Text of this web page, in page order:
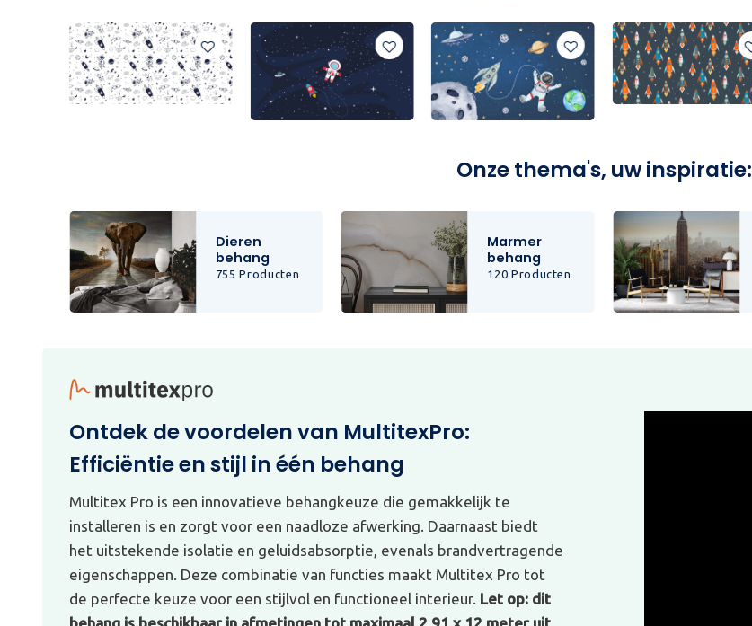
Onze thema's, uw inspiratie:
Dieren
behang
755 Producten
Marmer
behang
120 Producten
Ontdek de voordelen van MultitexPro:
Efficiëntie en stijl in één behang
Multitex Pro is een innovatieve behangkeuze die gemakkelijk te
installeren is en zorgt voor een naadloze afwerking. Daarnaast biedt
het uitstekende isolatie en geluidsabsorptie, evenals brandvertragende
eigenschappen. Deze combinatie van functies maakt Multitex Pro tot
de perfecte keuze voor een stijlvol en functioneel interieur. Let op: dit
behang is beschikbaar in afmetingen tot maximaal 2,91 x 12 meter uit